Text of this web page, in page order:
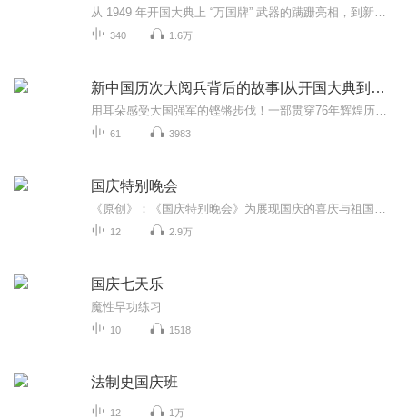
340 1.6万
新中国历次大阅兵背后的故事|从开国大典到九三阅兵
61 3983
国庆特别晚会
12 2.9万
国庆七天乐
魔性早功练习
10 1518
法制史国庆班
12 1万